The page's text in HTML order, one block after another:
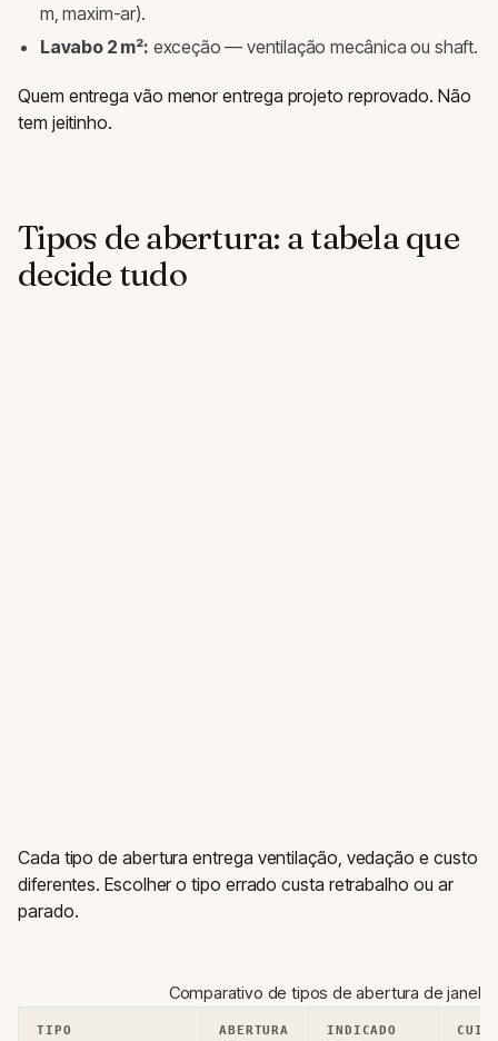
m, maxim-ar).
Lavabo 2 m²: exceção — ventilação mecânica ou shaft.
Quem entrega vão menor entrega projeto reprovado. Não
tem jeitinho.
Tipos de abertura: a tabela que
decide tudo
Cada tipo de abertura entrega ventilação, vedação e custo
diferentes. Escolher o tipo errado custa retrabalho ou ar
parado.
Comparativo de tipos de abertura de janela
TIPO
ABERTURA
INDICADO